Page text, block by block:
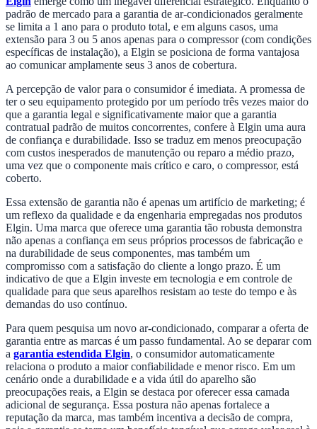
padrão de mercado para a garantia de ar-condicionados geralmente
se limita a 1 ano para o produto total, e em alguns casos, uma
extensão para 3 ou 5 anos apenas para o compressor (com condições
específicas de instalação), a Elgin se posiciona de forma vantajosa
ao comunicar amplamente seus 3 anos de cobertura.
A percepção de valor para o consumidor é imediata. A promessa de
ter o seu equipamento protegido por um período três vezes maior do
que a garantia legal e significativamente maior que a garantia
contratual padrão de muitos concorrentes, confere à Elgin uma aura
de confiança e durabilidade. Isso se traduz em menos preocupação
com custos inesperados de manutenção ou reparo a médio prazo,
uma vez que o componente mais crítico e caro, o compressor, está
coberto.
Essa extensão de garantia não é apenas um artifício de marketing; é
um reflexo da qualidade e da engenharia empregadas nos produtos
Elgin. Uma marca que oferece uma garantia tão robusta demonstra
não apenas a confiança em seus próprios processos de fabricação e
na durabilidade de seus componentes, mas também um
compromisso com a satisfação do cliente a longo prazo. É um
indicativo de que a Elgin investe em tecnologia e em controle de
qualidade para que seus aparelhos resistam ao teste do tempo e às
demandas do uso contínuo.
Para quem pesquisa um novo ar-condicionado, comparar a oferta de
garantia entre as marcas é um passo fundamental. Ao se deparar com
a garantia estendida Elgin, o consumidor automaticamente
relaciona o produto a maior confiabilidade e menor risco. Em um
cenário onde a durabilidade e a vida útil do aparelho são
preocupações reais, a Elgin se destaca por oferecer essa camada
adicional de segurança. Essa postura não apenas fortalece a
reputação da marca, mas também incentiva a decisão de compra,